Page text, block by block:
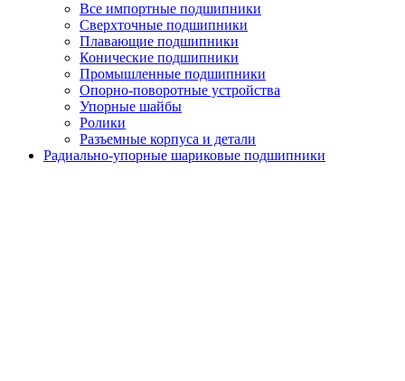
Все импортные подшипники
Сверхточные подшипники
Плавающие подшипники
Конические подшипники
Промышленные подшипники
Опорно-поворотные устройства
Упорные шайбы
Ролики
Разъемные корпуса и детали
Радиально-упорные шариковые подшипники